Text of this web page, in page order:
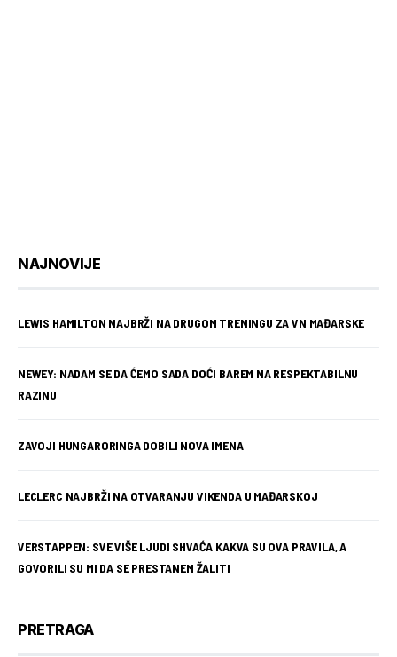
NAJNOVIJE
LEWIS HAMILTON NAJBRŽI NA DRUGOM TRENINGU ZA VN MAĐARSKE
NEWEY: NADAM SE DA ĆEMO SADA DOĆI BAREM NA RESPEKTABILNU
RAZINU
ZAVOJI HUNGARORINGA DOBILI NOVA IMENA
LECLERC NAJBRŽI NA OTVARANJU VIKENDA U MAĐARSKOJ
VERSTAPPEN: SVE VIŠE LJUDI SHVAĆA KAKVA SU OVA PRAVILA, A
GOVORILI SU MI DA SE PRESTANEM ŽALITI
PRETRAGA